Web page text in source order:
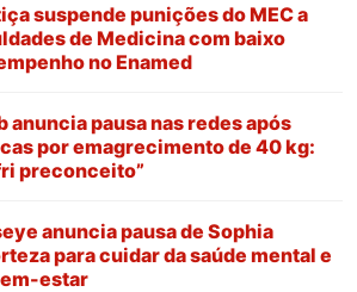
suspende punições do MEC a
de Medicina com baixo
no Enamed
anuncia pausa nas redes após
por emagrecimento de 40 kg:
preconceito”
anuncia pausa de Sophia
para cuidar da saúde mental e
estar